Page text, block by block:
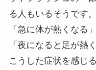
る人もいるそうです。
「急に体が熱くなる」
「夜になると足が熱
こうした症状を感じ